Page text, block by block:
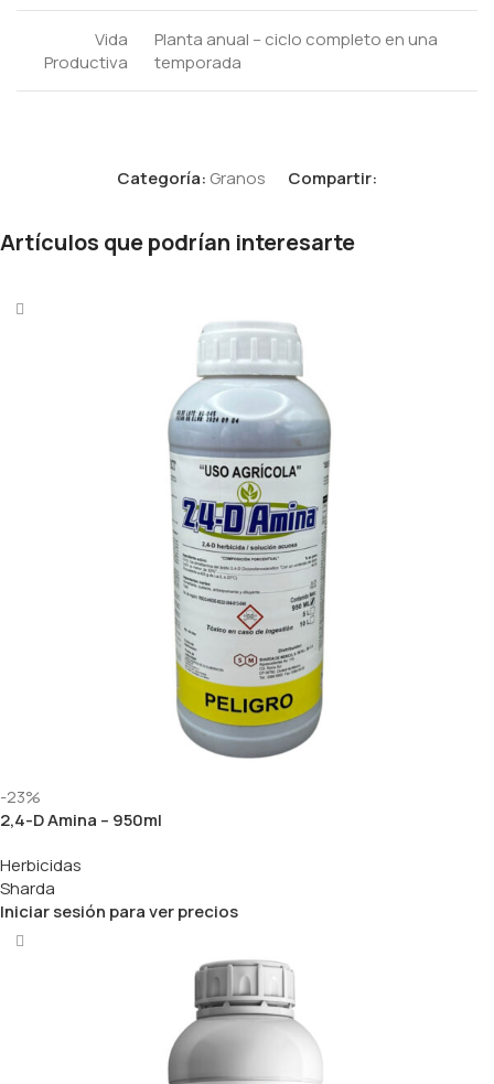
Vida
Productiva
Planta anual – ciclo completo en una
temporada
Categoría: Granos Compartir:
Artículos que podrían interesarte
-23%
2,4-D Amina – 950ml
Herbicidas
Sharda
Iniciar sesión para ver precios